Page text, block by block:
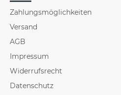
Zahlungsmöglichkeiten
Versand
AGB
Impressum
Widerrufsrecht
Datenschutz